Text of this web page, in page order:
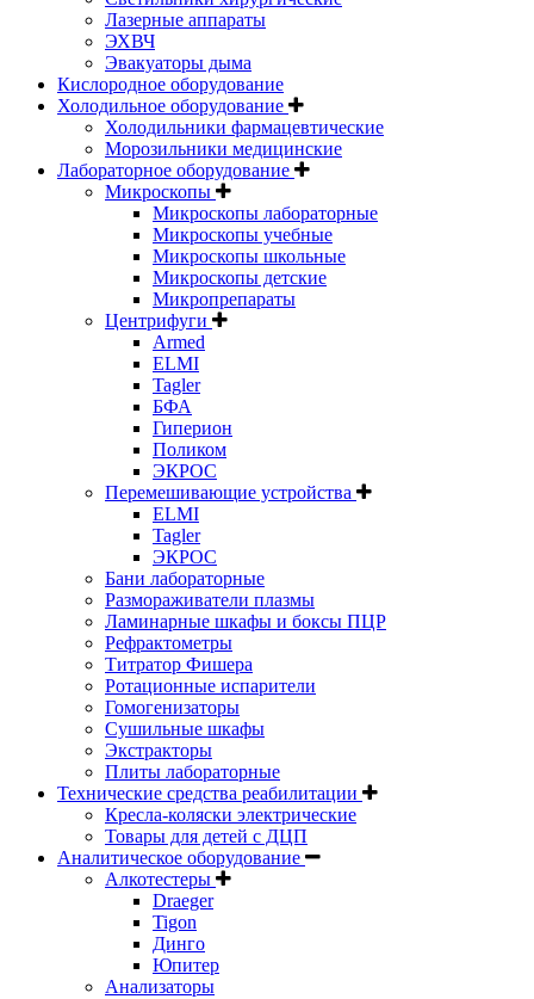
Лазерные аппараты
ЭХВЧ
Эвакуаторы дыма
Кислородное оборудование
Холодильное оборудование
Холодильники фармацевтические
Морозильники медицинские
Лабораторное оборудование
Микроскопы
Микроскопы лабораторные
Микроскопы учебные
Микроскопы школьные
Микроскопы детские
Микропрепараты
Центрифуги
Armed
ELMI
Tagler
БФА
Гиперион
Поликом
ЭКРОС
Перемешивающие устройства
ELMI
Tagler
ЭКРОС
Бани лабораторные
Размораживатели плазмы
Ламинарные шкафы и боксы ПЦР
Рефрактометры
Титратор Фишера
Ротационные испарители
Гомогенизаторы
Сушильные шкафы
Экстракторы
Плиты лабораторные
Технические средства реабилитации
Кресла-коляски электрические
Товары для детей с ДЦП
Аналитическое оборудование
Алкотестеры
Draeger
Tigon
Динго
Юпитер
Анализаторы